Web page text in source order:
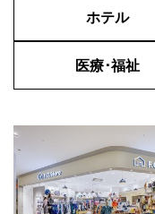
お知らせ
採用情報
ホテル
医療･福祉